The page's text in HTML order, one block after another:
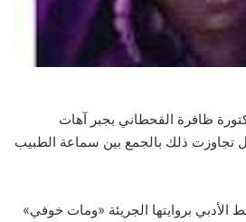
ظافرة القحطاني بجبر آهات
تجاوزت ذلك بالجمع بين سماعة الطبيب
بروايتها الجريئة «ومات خوفي»